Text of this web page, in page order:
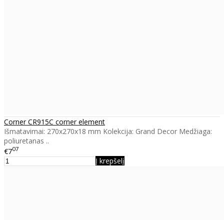
Corner CR915C corner element
Išmatavimai: 270x270x18 mm Kolekcija: Grand Decor Medžiaga:
poliuretanas ..
€707
Į krepšelį